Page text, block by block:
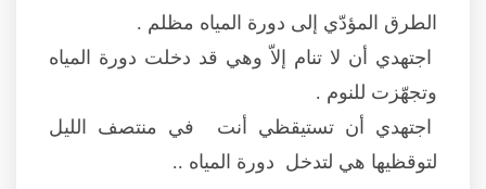
الطرق المؤدّي إلى دورة المياه مظلم .
اجتهدي أن لا تنام إلاّ وهي قد دخلت دورة المياه
وتجهّزت للنوم .
اجتهدي أن تستيقظي أنت في منتصف الليل
لتوقظيها هي لتدخل دورة المياه ..